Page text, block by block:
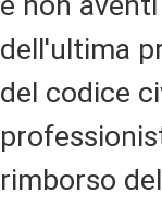
dell'ultima
del codice
rimborso